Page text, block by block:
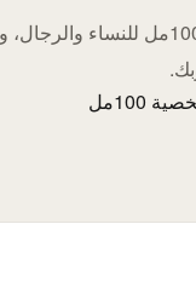
اكتشف مجموعة 100مل للنساء